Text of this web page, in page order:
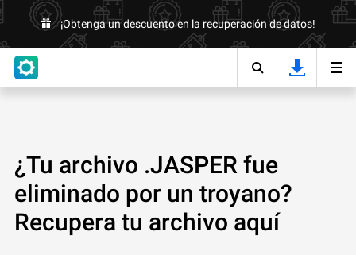
¡Obtenga un descuento en la recuperación de datos!
¿Tu archivo .JASPER fue
eliminado por un troyano?
Recupera tu archivo aquí